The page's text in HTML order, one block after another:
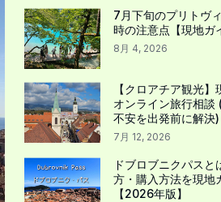
7月下旬のプリトヴ
時の注意点【現地ガ
8月 4, 2026
【クロアチア観光
オンライン旅行相談
不安を出発前に解決)
7月 12, 2026
ドブロブニクパスと
方・購入方法を現地
【2026年版】